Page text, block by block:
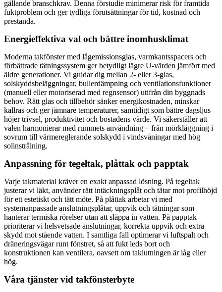
gällande branschkrav. Denna förstudie minimerar risk för framtida
fuktproblem och ger tydliga förutsättningar för tid, kostnad och
prestanda.
Energieffektiva val och bättre inomhusklimat
Moderna takfönster med lågemissionsglas, varmkantsspacers och
förbättrade tätningssystem ger betydligt lägre U-värden jämfört med
äldre generationer. Vi guidar dig mellan 2- eller 3-glas,
solskyddsbeläggningar, bullerdämpning och ventilationsfunktioner
(manuell eller motoriserad med regnsensor) utifrån din byggnads
behov. Rätt glas och tillbehör sänker energikostnaden, minskar
kallras och ger jämnare temperaturer, samtidigt som bättre dagsljus
höjer trivsel, produktivitet och bostadens värde. Vi säkerställer att
valen harmonierar med rummets användning – från mörkläggning i
sovrum till värmereglerande solskydd i vindsvåningar med hög
solinstrålning.
Anpassning för tegeltak, plåttak och papptak
Varje takmaterial kräver en exakt anpassad lösning. På tegeltak
justerar vi läkt, använder rätt intäckningsplåt och tätar mot profilhöjd
för ett estetiskt och tätt möte. På plåttak arbetar vi med
systemanpassade anslutningsplåtar, uppvik och tätningar som
hanterar termiska rörelser utan att släppa in vatten. På papptak
prioriterar vi helsvetsade anslutningar, korrekta uppvik och extra
skydd mot stående vatten. I samtliga fall optimerar vi luftspalt och
dräneringsvägar runt fönstret, så att fukt leds bort och
konstruktionen kan ventilera, oavsett om taklutningen är låg eller
hög.
Våra tjänster vid takfönsterbyte